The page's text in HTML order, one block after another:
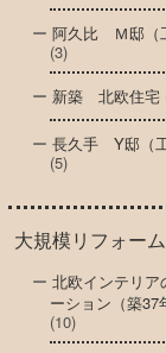
阿久比 Ｍ邸（
(3)
新築 北欧住宅
長久手 Y邸（工
(5)
大規模リフォーム
北欧インテリア
ーション（築37
(10)